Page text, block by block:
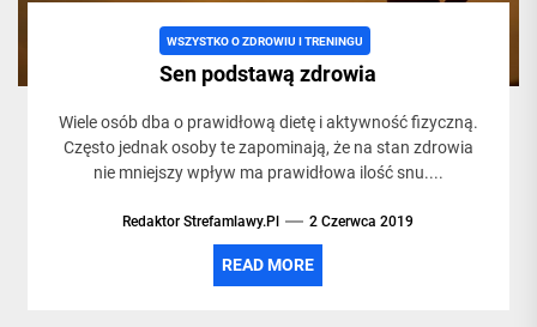
WSZYSTKO O ZDROWIU I TRENINGU
Sen podstawą zdrowia
Wiele osób dba o prawidłową dietę i aktywność fizyczną.
Często jednak osoby te zapominają, że na stan zdrowia
nie mniejszy wpływ ma prawidłowa ilość snu....
Redaktor Strefamlawy.pl 2 Czerwca 2019
READ MORE